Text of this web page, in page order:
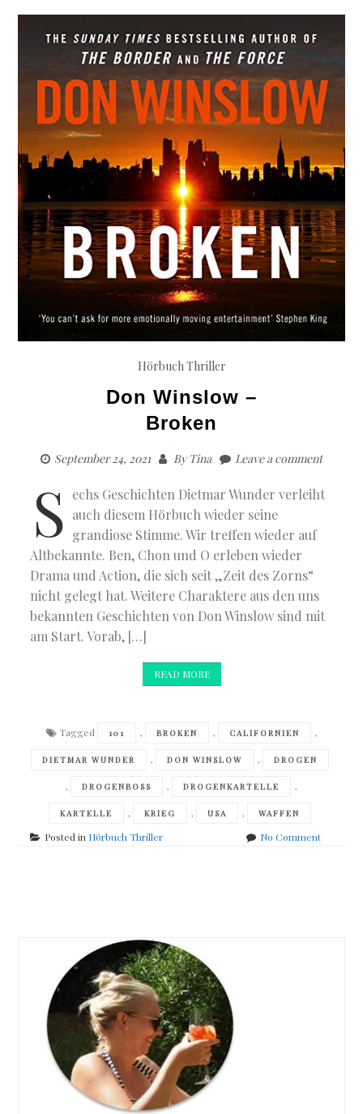
Blaue
Hörbuch Thriller
Don Winslow –
Broken
September 24, 2021 ByTina Leave a comment
S echs Geschichten Dietmar Wunder verleiht
auch diesem Hörbuch wieder seine
grandiose Stimme. Wir treffen wieder auf
Altbekannte. Ben, Chon und O erleben wieder
Drama und Action, die sich seit „Zeit des Zorns“
nicht gelegt hat. Weitere Charaktere aus den uns
bekannten Geschichten von Don Winslow sind mit
am Start. Vorab, […]
READ MORE
Tagged 101 , BROKEN , CALIFORNIEN ,
DIETMAR WUNDER , DON WINSLOW , DROGEN
, DROGENBOSS , DROGENKARTELLE ,
KARTELLE , KRIEG , USA , WAFFEN
Posted in Hörbuch Thriller No Commenton
navigation